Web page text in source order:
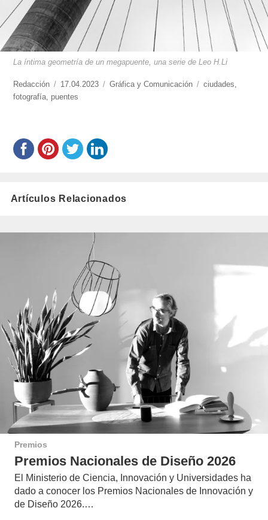
La íntima geometría de un megapuente, una serie de Leo H.Li
https://www.experimenta.es/author/redaccion/
Redacción
Publicado
el
17.04.2023 Categorías
Gráfica y Comunicación Etiquetas
ciudades
fotografía puentes
Artículos Relacionados
Premios
Premios Nacionales de Diseño 2026
El Ministerio de Ciencia, Innovación y Universidades ha
dado a conocer los Premios Nacionales de Innovación y
de Diseño 2026.…